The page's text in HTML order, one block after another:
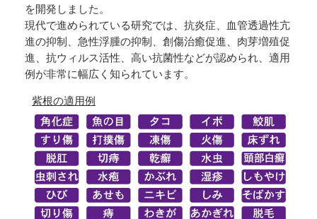
を開発しました。
現代で進められている研究では、抗炎症、血管透過性亢
進の抑制、急性浮腫の抑制、創傷治癒促進、肉芽増殖促
進、抗ウィルス活性、高い抗菌性などが認められ、適用
例が非常に幅広く知られています。
紫根の適用例